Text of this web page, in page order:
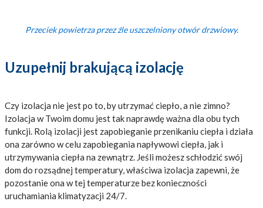
Przeciek powietrza przez źle uszczelniony otwór drzwiowy.
Uzupełnij brakującą izolację
Czy izolacja nie jest po to, by utrzymać ciepło, a nie zimno?
Izolacja w Twoim domu jest tak naprawdę ważna dla obu tych
funkcji. Rolą izolacji jest zapobieganie przenikaniu ciepła i działa
ona zarówno w celu zapobiegania napływowi ciepła, jak i
utrzymywania ciepła na zewnątrz. Jeśli możesz schłodzić swój
dom do rozsądnej temperatury, właściwa izolacja zapewni, że
pozostanie ona w tej temperaturze bez konieczności
uruchamiania klimatyzacji 24/7.